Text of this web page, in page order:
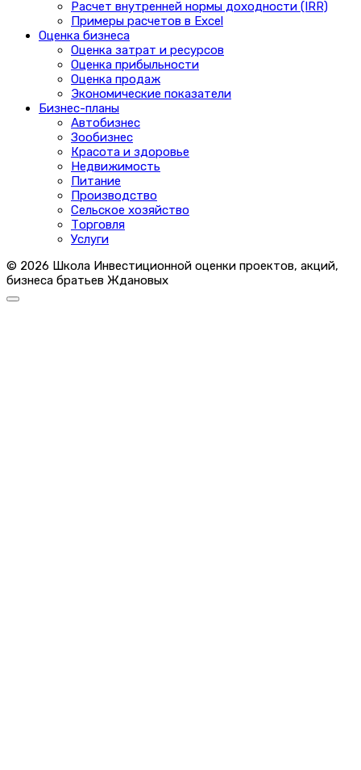
Расчет внутренней нормы доходности (IRR)
Примеры расчетов в Excel
Оценка бизнеса
Оценка затрат и ресурсов
Оценка прибыльности
Оценка продаж
Экономические показатели
Бизнес-планы
Автобизнес
Зообизнес
Красота и здоровье
Недвижимость
Питание
Производство
Сельское хозяйство
Торговля
Услуги
© 2026 Школа Инвестиционной оценки проектов, акций,
бизнеса братьев Ждановых